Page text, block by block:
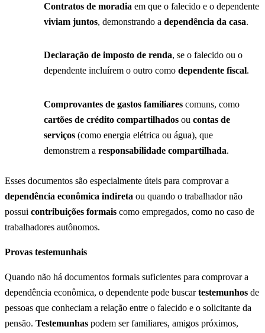
Contratos de moradia em que o falecido e o dependente
viviam juntos, demonstrando a dependência da casa.
Declaração de imposto de renda, se o falecido ou o
dependente incluírem o outro como dependente fiscal.
Comprovantes de gastos familiares comuns, como
cartões de crédito compartilhados ou contas de
serviços (como energia elétrica ou água), que
demonstrem a responsabilidade compartilhada.
Esses documentos são especialmente úteis para comprovar a
dependência econômica indireta ou quando o trabalhador não
possui contribuições formais como empregados, como no caso de
trabalhadores autônomos.
Provas testemunhais
Quando não há documentos formais suficientes para comprovar a
dependência econômica, o dependente pode buscartestemunhos de
pessoas que conheciam a relação entre o falecido e o solicitante da
pensão. Testemunhas podem ser familiares, amigos próximos,